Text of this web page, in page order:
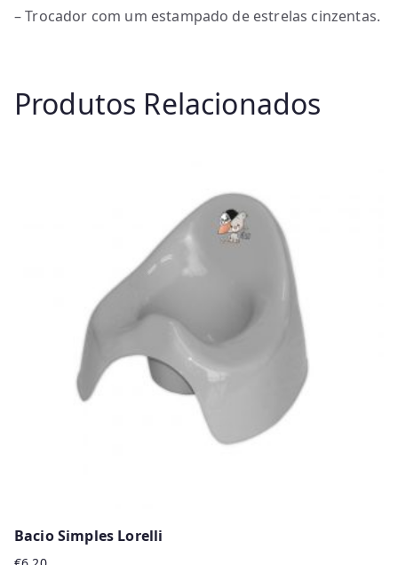
– Trocador com um estampado de estrelas cinzentas.
Produtos Relacionados
Bacio Simples Lorelli